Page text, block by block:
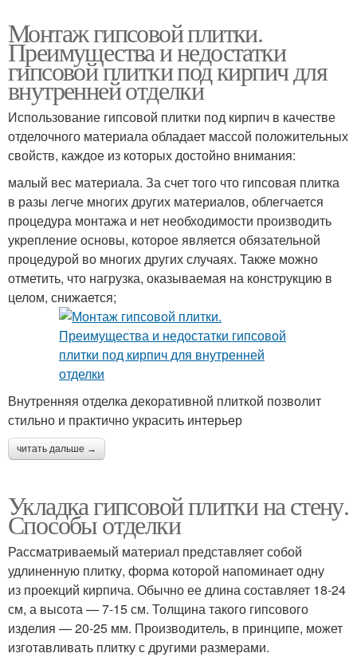
Монтаж гипсовой плитки.
Преимущества и недостатки
гипсовой плитки под кирпич для
внутренней отделки
Использование гипсовой плитки под кирпич в качестве
отделочного материала обладает массой положительных
свойств, каждое из которых достойно внимания:
малый вес материала. За счет того что гипсовая плитка
в разы легче многих других материалов, облегчается
процедура монтажа и нет необходимости производить
укрепление основы, которое является обязательной
процедурой во многих других случаях. Также можно
отметить, что нагрузка, оказываемая на конструкцию в
целом, снижается;
Внутренняя отделка декоративной плиткой позволит
стильно и практично украсить интерьер
читать дальше →
Укладка гипсовой плитки на стену.
Способы отделки
Рассматриваемый материал представляет собой
удлиненную плитку, форма которой напоминает одну
из проекций кирпича. Обычно ее длина составляет 18-24
см, а высота — 7-15 см. Толщина такого гипсового
изделия — 20-25 мм. Производитель, в принципе, может
изготавливать плитку с другими размерами.